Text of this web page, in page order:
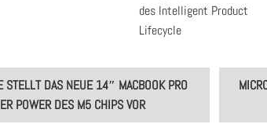
des Intelligent Product
Lifecycle
STELLT DAS NEUE 14″ MACBOOK PRO
POWER DES M5 CHIPS VOR